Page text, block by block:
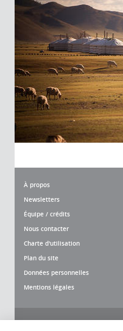
À propos
Newsletters
Équipe / crédits
Nous contacter
Charte d'utilisation
Plan du site
Données personnelles
Mentions légales